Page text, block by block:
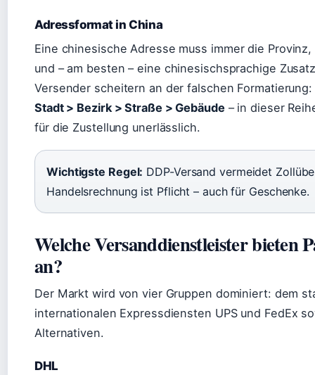
Adressformat in China
Eine chinesische Adresse muss immer die
und – am besten – eine chinesischsprachige
Versender scheitern an der falschen
Stadt > Bezirk > Straße > Gebäude– in dieser
für die Zustellung unerlässlich.
Wichtigste Regel: DDP-Versand vermeidet
Handelsrechnung ist Pflicht – auch für Geschenke.
Welche Versanddienstleister bieten
an?
Der Markt wird von vier Gruppen dominiert: dem
internationalen Expressdiensten UPS und FedEx
Alternativen.
DHL